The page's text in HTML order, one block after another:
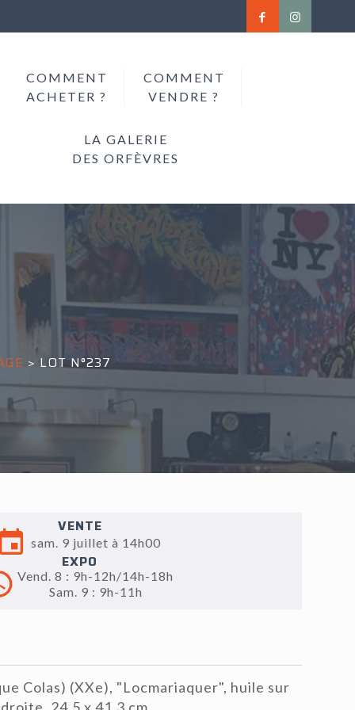
COMMENT
ACHETER ?
COMMENT
VENDRE ?
LA GALERIE
DES ORFÈVRES
> LOT N°237
VENTE
sam. 9 juillet à 14h00
EXPO
Vend. 8 : 9h-12h/14h-18h
Sam. 9 : 9h-11h
Colas) (XXe), "Locmariaquer", huile sur